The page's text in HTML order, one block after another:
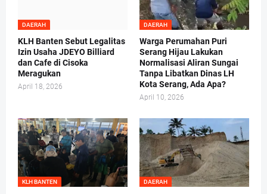
DAERAH
KLH Banten Sebut Legalitas
Izin Usaha JDEYO Billiard
dan Cafe di Cisoka
Meragukan
April 18, 2026
DAERAH
Warga Perumahan Puri
Serang Hijau Lakukan
Normalisasi Aliran Sungai
Tanpa Libatkan Dinas LH
Kota Serang, Ada Apa?
April 10, 2026
KLH BANTEN DAERAH